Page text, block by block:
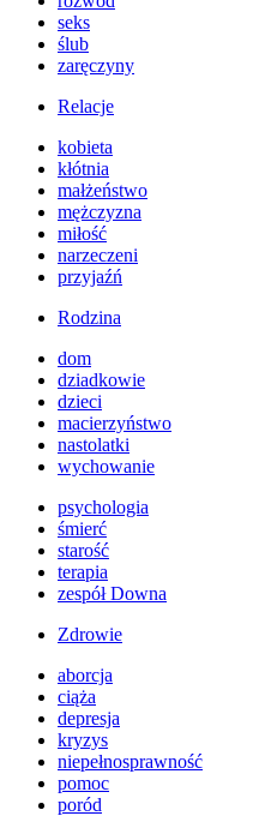
seks
ślub
zaręczyny
Relacje
kobieta
kłótnia
małżeństwo
mężczyzna
miłość
narzeczeni
przyjaźń
Rodzina
dom
dziadkowie
dzieci
macierzyństwo
nastolatki
wychowanie
psychologia
śmierć
starość
terapia
zespół Downa
Zdrowie
aborcja
ciąża
depresja
kryzys
niepełnosprawność
pomoc
poród